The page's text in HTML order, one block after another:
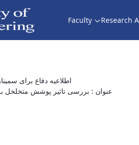
Faculty Research
با عنوان «بررسی
مایع روی
اطلاعیه دفاع برای
عنوان : بررسی تاثیر پوشش